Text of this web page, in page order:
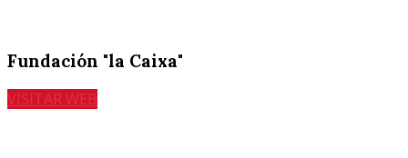
Fundación "la Caixa"
VISITAR WEB